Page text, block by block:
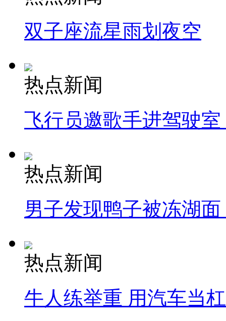
双子座流星雨划夜空
热点新闻
飞行员邀歌手进驾驶
热点新闻
男子发现鸭子被冻湖
热点新闻
牛人练举重 用汽车当